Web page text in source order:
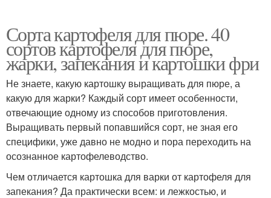
Сорта картофеля для пюре. 40
сортов картофеля для пюре,
жарки, запекания и картошки фри
Не знаете, какую картошку выращивать для пюре, а
какую для жарки? Каждый сорт имеет особенности,
отвечающие одному из способов приготовления.
Выращивать первый попавшийся сорт, не зная его
специфики, уже давно не модно и пора переходить на
осознанное картофелеводство.
Чем отличается картошка для варки от картофеля для
запекания? Да практически всем: и лежкостью, и